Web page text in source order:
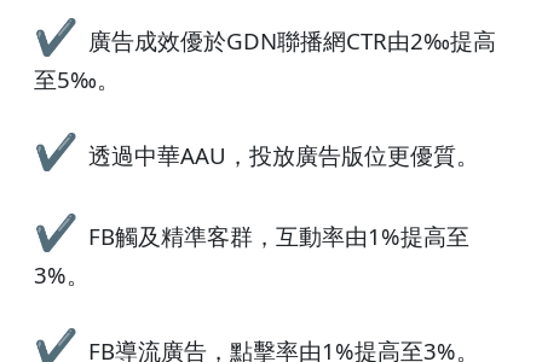
✔ 廣告成效優於GDN聯播網CTR由2‰提高
至5‰。
✔ 透過中華AAU，投放廣告版位更優質。
✔ FB觸及精準客群，互動率由1%提高至
3%。
✔ FB導流廣告，點擊率由1%提高至3%。